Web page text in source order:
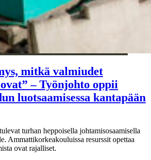
mitkä valmiudet
– Työnjohto oppii
luotsaamisessa kantapään
turhan heppoisella johtamisosaamisella
Ammattikorkeakouluissa resurssit opettaa
ovat rajalliset.